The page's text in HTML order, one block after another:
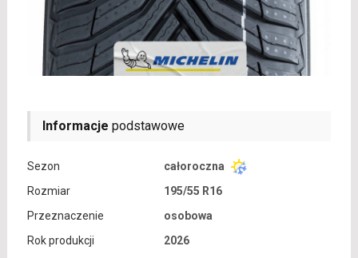
Informacje podstawowe
Sezon
całoroczna
Rozmiar
195/55 R16
Przeznaczenie
osobowa
Rok produkcji
2026